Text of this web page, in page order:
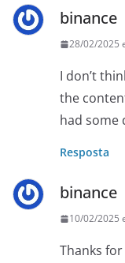
binance
28/02/2025
I don’t
the
had some
Resposta
binance
10/02/2025
Thanks